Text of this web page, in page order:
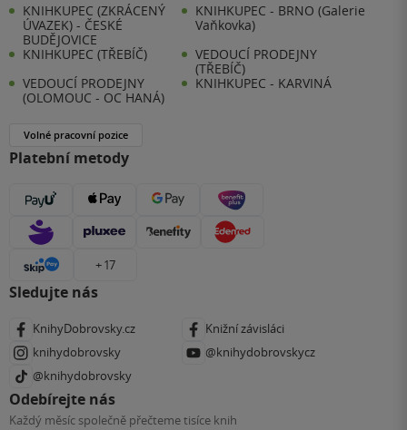
KNIHKUPEC (ZKRÁCENÝ
ÚVAZEK) - ČESKÉ
BUDĚJOVICE
KNIHKUPEC - BRNO (Galerie
Vaňkovka)
KNIHKUPEC (TŘEBÍČ)
VEDOUCÍ PRODEJNY
(TŘEBÍČ)
VEDOUCÍ PRODEJNY
(OLOMOUC - OC HANÁ)
KNIHKUPEC - KARVINÁ
Volné pracovní pozice
Platební metody
+ 17
Sledujte nás
KnihyDobrovsky.cz
Knižní závisláci
knihydobrovsky
@knihydobrovskycz
@knihydobrovsky
Odebírejte nás
Každý měsíc společně přečteme tisíce knih